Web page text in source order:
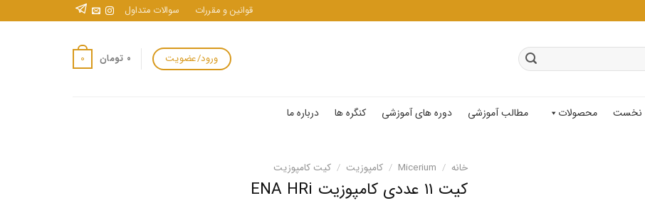
قوانین و مقررات سوالات متداول
ورود/عضویت ۰ تومان 0
نخست محصولات مطالب آموزشی دوره های آموزشی کنگره ها درباره ما
خانه /
Micerium
/ کامپوزیت / کیت کامپوزیت
کیت ۱۱ عددی کامپوزیت ENA HRi